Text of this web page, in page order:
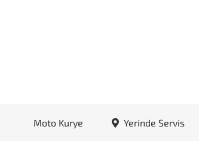
Moto Kurye Yerinde Servis